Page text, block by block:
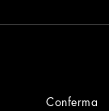
Conferma